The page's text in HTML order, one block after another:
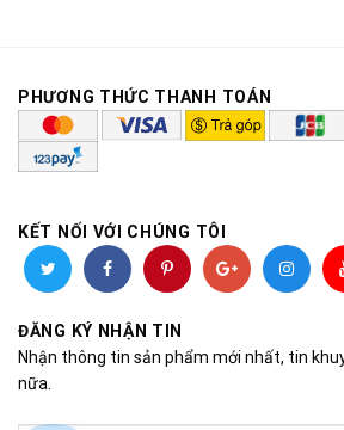
PHƯƠNG THỨC THANH TOÁN
KẾT NỐI VỚI CHÚNG TÔI
ĐĂNG KÝ NHẬN TIN
Nhận thông tin sản phẩm mới nhất, tin
nữa.